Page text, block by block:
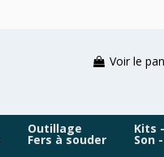
Voir le
Outillage
Fers à souder
Kits
Son